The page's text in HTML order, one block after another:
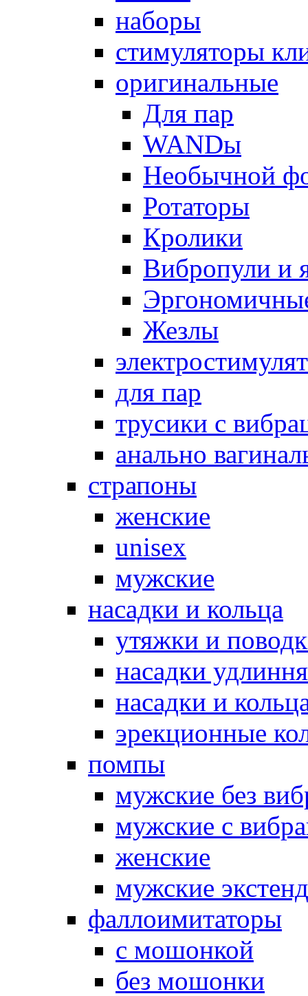
наборы
стимуляторы
оригинальные
Для пар
WANDы
Необычной
Ротаторы
Кролики
Вибропули и
Жезлы
для пар
трусики с
анально
страпоны
женские
unisex
мужские
насадки и кольца
утяжки и
насадки
насадки и
эрекционные
помпы
мужские без
мужские с
женские
мужские
фаллоимитаторы
с мошонкой
без мошонки